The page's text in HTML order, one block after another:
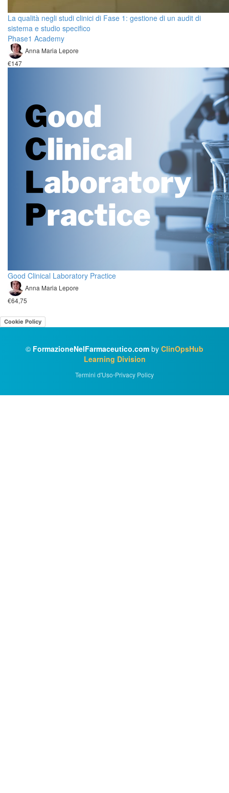
La qualità negli studi clinici di Fase 1: gestione di un audit di
sistema e studio specifico
Phase1 Academy
Anna Maria Lepore
€147
Good Clinical Laboratory Practice
Anna Maria Lepore
€64,75
Cookie Policy
© FormazioneNelFarmaceutico.com by ClinOpsHub
Learning Division
Termini d'Uso•Privacy Policy